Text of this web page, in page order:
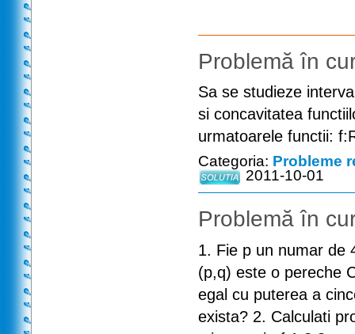
Problemă în
Sa se studieze
si concavitatea
urmatoarele functii:
Categoria: Probleme
2011-10-01
Problemă în
1. Fie p un numar de
(p,q) este o pereche
egal cu puterea a
exista? 2. Calculati